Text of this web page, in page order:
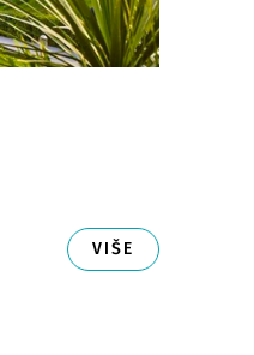
VIŠE